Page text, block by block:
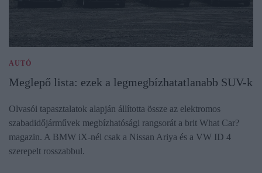
AUTÓ
Meglepő lista: ezek a legmegbízhatatlanabb SUV-k
Olvasói tapasztalatok alapján állította össze az elektromos
szabadidőjárművek megbízhatósági rangsorát a brit What Car?
magazin. A BMW iX-nél csak a Nissan Ariya és a VW ID 4
szerepelt rosszabbul.